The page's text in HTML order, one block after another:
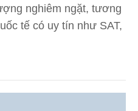
nghiêm ngặt, tương
tế có uy tín như SAT,